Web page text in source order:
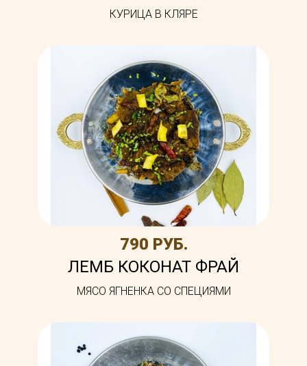
КУРИЦА В КЛЯРЕ
790 РУБ.
ЛЕМБ КОКОНАТ ФРАЙ
МЯСО ЯГНЕНКА СО СПЕЦИЯМИ